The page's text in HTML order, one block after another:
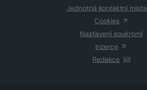
Jednotná kontaktní místa
Cookies
Nastavení soukromí
Inzerce
Redakce